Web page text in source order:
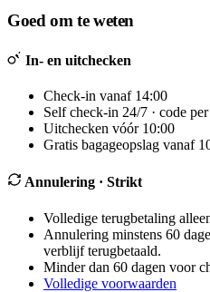
−
Goed om te weten
In- en uitchecken
Check-in vanaf 14:00
Self check-in 24/7 · code
Uitchecken vóór 10:00
Gratis bagageopslag vanaf
Annulering · Strikt
Volledige terugbetaling
Annulering minstens 60
verblijf terugbetaald.
Minder dan 60 dagen voor
Volledige voorwaarden